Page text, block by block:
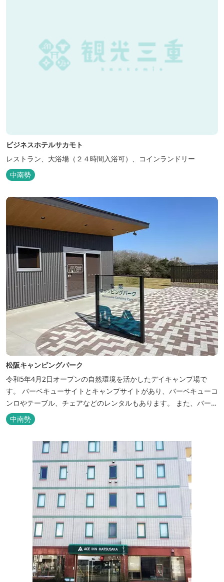
ビジネスホテルサカモト
レストラン、大浴場（２４時間入浴可）、コインランドリー
中南勢
松阪キャンピングパーク
令和5年4月2日オープンの自然環境を活かしたデイキャンプ場で
す。 バーベキューサイトとキャンプサイトがあり、バーベキューコ
ンロやテーブル、チェアなどのレンタルもあります。 また、バーベ
キューサイトは屋根があり雨でも利用いただけます！ 皆さん、ぜひ
ご利用ください！
中南勢